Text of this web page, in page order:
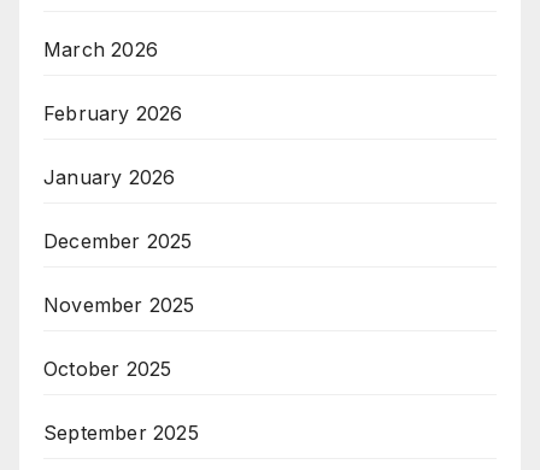
March 2026
February 2026
January 2026
December 2025
November 2025
October 2025
September 2025